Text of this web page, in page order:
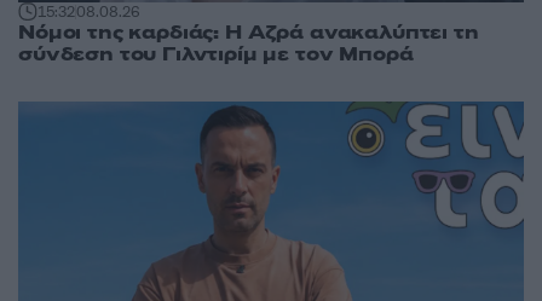
15:3208.08.26
Νόμοι της καρδιάς: Η Αζρά ανακαλύπτει τη
σύνδεση του Γιλντιρίμ με τον Μπορά